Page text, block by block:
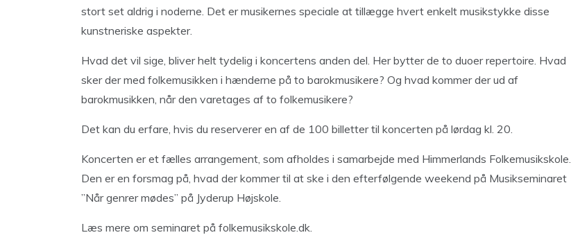
stort set aldrig i noderne. Det er musikernes speciale at tillægge hvert enkelt musikstykke disse
kunstneriske aspekter.
Hvad det vil sige, bliver helt tydelig i koncertens anden del. Her bytter de to duoer repertoire. Hvad
sker der med folkemusikken i hænderne på to barokmusikere? Og hvad kommer der ud af
barokmusikken, når den varetages af to folkemusikere?
Det kan du erfare, hvis du reserverer en af de 100 billetter til koncerten på lørdag kl. 20.
Koncerten er et fælles arrangement, som afholdes i samarbejde med Himmerlands Folkemusikskole.
Den er en forsmag på, hvad der kommer til at ske i den efterfølgende weekend på Musikseminaret
”Når genrer mødes” på Jyderup Højskole.
Læs mere om seminaret på folkemusikskole.dk.